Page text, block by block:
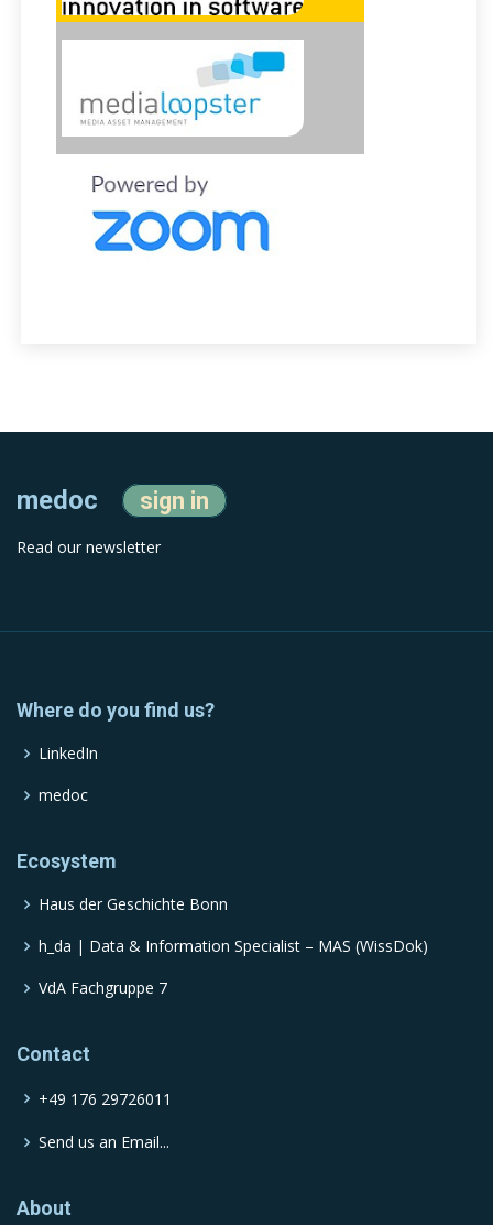
medoc sign in
Read our newsletter
Where do you find us?
LinkedIn
medoc
Ecosystem
Haus der Geschichte Bonn
h_da | Data & Information Specialist – MAS (WissDok)
VdA Fachgruppe 7
Contact
+49 176 29726011
Send us an Email...
About